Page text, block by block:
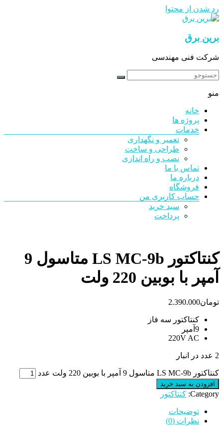
رد شدن از محتوا
برین برق
شرکت فنی مهندسی
منو
خانه
پروژه ها
خدمات
تعمیر و نگهداری
طراحی و ساخت
نصب و راه اندازی
تماس با ما
درباره ما
فروشگاه
حساب کاربری من
سبد خرید
پرداخت
کنتاکتور LS MC-9b متاسول 9
آمپر با بوبین 220 ولت
تومان2.390.000
کنتاکتور سه فاز
9آمپر
220V AC
2 عدد در انبار
کنتاکتور LS MC-9b متاسول 9 آمپر با بوبین 220 ولت عدد
افزودن به سبد خرید
Category: کنتاکتور
توضیحات
نظرات (0)